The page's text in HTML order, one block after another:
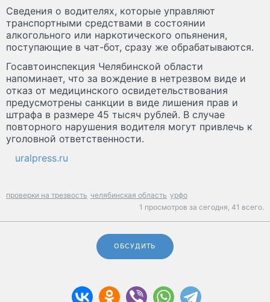
Сведения о водителях, которые управляют
транспортными средствами в состоянии
алкогольного или наркотического опьянения,
поступающие в чат-бот, сразу же обрабатываются.
Госавтоинспекция Челябинской области
напоминает, что за вождение в нетрезвом виде и
отказ от медицинского освидетельствования
предусмотрены санкции в виде лишения прав и
штрафа в размере 45 тысяч рублей. В случае
повторного нарушения водителя могут привлечь к
уголовной ответственности.
uralpress.ru
проверки на трезвость челябинская область урфо
1 просмотров за сегодня, 41 всего.
ОБСУДИТЬ